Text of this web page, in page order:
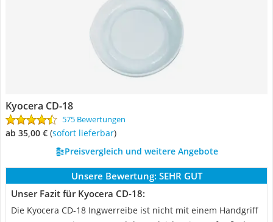
Kyocera CD-18
575 Bewertungen
ab 35,00 € ( Sofort lieferbar)
Preisvergleich und weitere Angebote
Unsere Bewertung: SEHR GUT
Unser Fazit für Kyocera CD-18:
Die Kyocera CD-18 Ingwerreibe ist nicht mit einem Handgriff